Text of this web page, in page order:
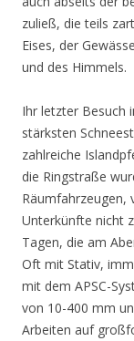
zuließ, die teils
Eises, der
und des Himmels.
Ihr letzter Besuch
stärksten
zahlreiche
die Ringstraße
Räumfahrzeugen,
Unterkünfte nicht
Tagen, die am
Oft mit Stativ,
mit dem APSC-
von 10-400 mm
Arbeiten auf